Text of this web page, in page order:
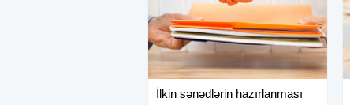
İlkin sənədlərin hazırlanması